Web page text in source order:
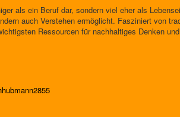
als ein Beruf dar, sondern viel eher als
auch Verstehen ermöglicht. Fasziniert von
Ressourcen für nachhaltiges Denken